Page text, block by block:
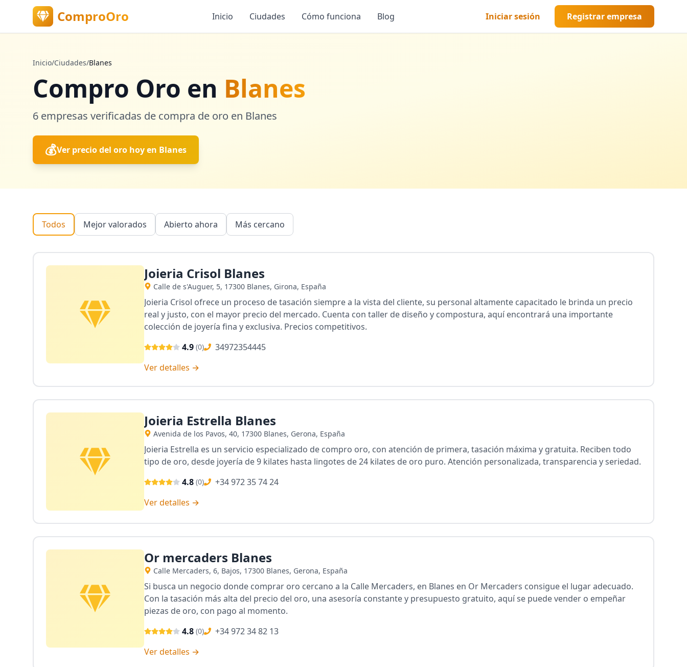
ComproOro Inicio Ciudades Cómo funciona Blog Iniciar sesión Registrar empresa
Inicio/Ciudades/Blanes
Compro Oro en Blanes
6 empresas verificadas de compra de oro en Blanes
💰Ver precio del oro hoy en Blanes
Todos Mejor valorados Abierto ahora Más cercano
Joieria Crisol Blanes
Calle de s'Auguer, 5, 17300 Blanes, Girona, España
Joieria Crisol ofrece un proceso de tasación siempre a la vista del cliente, su personal altamente capacitado le brinda un precio
real y justo, con el mayor precio del mercado. Cuenta con taller de diseño y compostura, aquí encontrará una importante
colección de joyería fina y exclusiva. Precios competitivos.
4.9 (0)
34972354445
Ver detalles →
Joieria Estrella Blanes
Avenida de los Pavos, 40, 17300 Blanes, Gerona, España
Joieria Estrella es un servicio especializado de compro oro, con atención de primera, tasación máxima y gratuita. Reciben todo
tipo de oro, desde joyería de 9 kilates hasta lingotes de 24 kilates de oro puro. Atención personalizada, transparencia y seriedad.
4.8 (0)
+34 972 35 74 24
Ver detalles →
Or mercaders Blanes
Calle Mercaders, 6, Bajos, 17300 Blanes, Gerona, España
Si busca un negocio donde comprar oro cercano a la Calle Mercaders, en Blanes en Or Mercaders consigue el lugar adecuado.
Con la tasación más alta del precio del oro, una asesoría constante y presupuesto gratuito, aquí se puede vender o empeñar
piezas de oro, con pago al momento.
4.8 (0)
+34 972 34 82 13
Ver detalles →